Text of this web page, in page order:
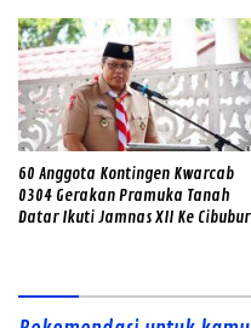
60 Anggota Kontingen Kwarcab
0304 Gerakan Pramuka Tanah
Datar Ikuti Jamnas XII Ke Cibubur